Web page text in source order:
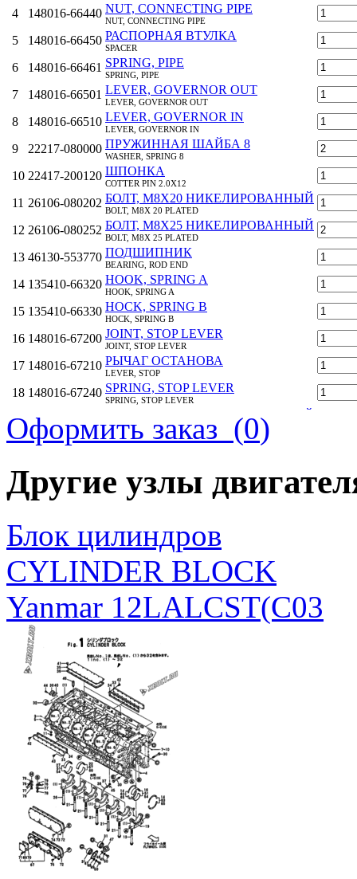
4 148016-66440 NUT, CONNECTING PIPE
NUT, CONNECTING PIPE
5 148016-66450 РАСПОРНАЯ ВТУЛКА
SPACER
6 148016-66461 SPRING, PIPE
SPRING, PIPE
7 148016-66501 LEVER, GOVERNOR OUT
LEVER, GOVERNOR OUT
8 148016-66510 LEVER, GOVERNOR IN
LEVER, GOVERNOR IN
9 22217-080000 ПРУЖИННАЯ ШАЙБА 8
WASHER, SPRING 8
10 22417-200120 ШПОНКА
COTTER PIN 2.0X12
11 26106-080202 БОЛТ, M8Х20 НИКЕЛИРОВАННЫЙ
BOLT, M8X 20 PLATED
12 26106-080252 БОЛТ, M8Х25 НИКЕЛИРОВАННЫЙ
BOLT, M8X 25 PLATED
13 46130-553770 ПОДШИПНИК
BEARING, ROD END
14 135410-66320 HOOK, SPRING A
HOOK, SPRING A
15 135410-66330 HOCK, SPRING B
HOCK, SPRING B
16 148016-67200 JOINT, STOP LEVER
JOINT, STOP LEVER
17 148016-67210 РЫЧАГ ОСТАНОВА
LEVER, STOP
18 148016-67240 SPRING, STOP LEVER
SPRING, STOP LEVER
19 26106-080222 БОЛТ, M8Х22 НИКЕЛИРОВАННЫЙ
BOLT, M8X 22 PLATED
Оформить заказ (0)
Другие узлы
Блок цилиндров
CYLINDER BLOCK
Yanmar 12LALCST(C03